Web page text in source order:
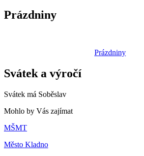
Prázdniny
Prázdniny
Svátek a výročí
Svátek má Soběslav
Mohlo by Vás zajímat
MŠMT
Město Kladno